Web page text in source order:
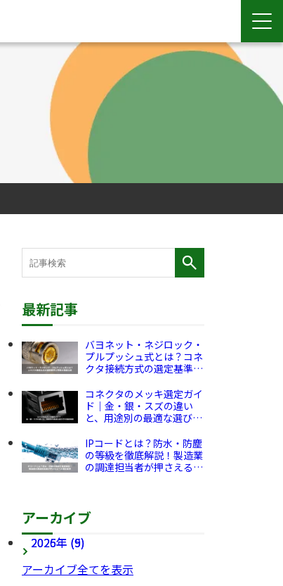
最新記事
バヨネット・ネジロック・
プルプッシュ式とは？コネ
クタ接続方式の選定基準と
コネクタのメッキ選定ガイ
ド｜金・銀・スズの違い
と、用途別の最適な選び方
IPコードとは？防水・防塵
の等級を徹底解説！製造業
の調達担当者が押さえるべ
アーカイブ
2026年 (9)
2025年 (5)
アーカイブ全てを表示